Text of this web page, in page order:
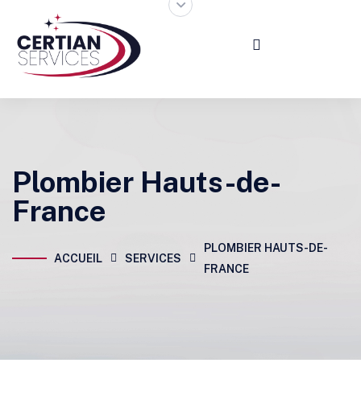
Plombier Hauts-de-
France
ACCUEIL SERVICES
PLOMBIER HAUTS-DE-
FRANCE